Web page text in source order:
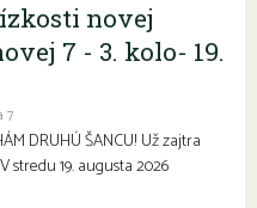
novej
7 - 3. kolo- 19.
7
DRUHÚ ŠANCU! Už zajtra
19. augusta 2026